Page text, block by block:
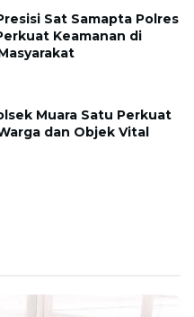
Sat Samapta Polres
Keamanan di
Muara Satu Perkuat
dan Objek Vital